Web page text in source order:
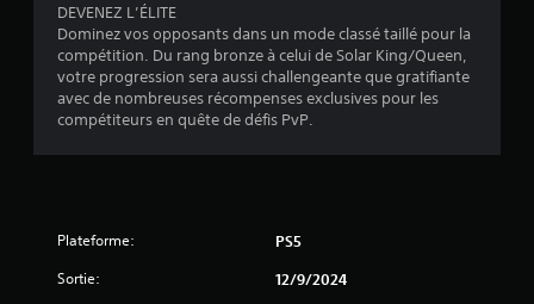
a
DEVENEZ L’ÉLITE
Dominez vos opposants dans un mode classé taillé pour la
compétition. Du rang bronze à celui de Solar King/Queen,
votre progression sera aussi challengeante que gratifiante
avec de nombreuses récompenses exclusives pour les
compétiteurs en quête de défis PvP.
Plateforme: PS5
Sortie: 12/9/2024